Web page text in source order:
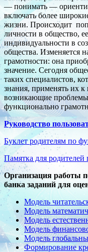
— понимать —
включать более
жизни. Происходит
личности в общество,
индивидуальности в
общества. Изменяется
грамотности: она
значение. Сегодня
таких специалистов,
знания, применять их к
возникающие проблемы,
функционально
Руководство
Буклет родителям по
Памятка для
Организация работы
банка заданий для
Модель
Модель
Модель
Модель
Модель
Формирование